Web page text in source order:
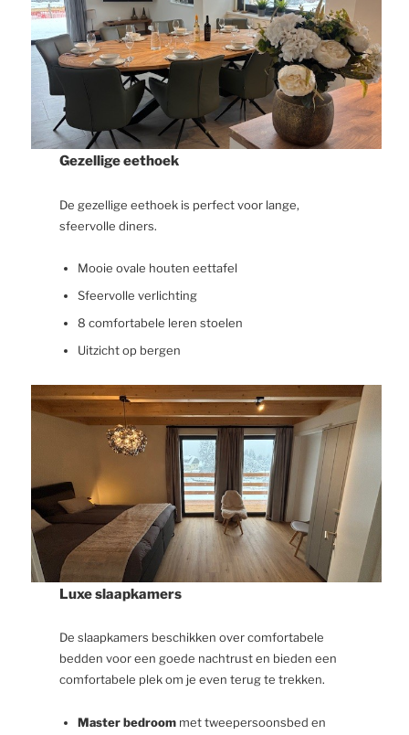
Gezellige eethoek
De gezellige eethoek is perfect voor lange,
sfeervolle diners.
Mooie ovale houten eettafel
Sfeervolle verlichting
8 comfortabele leren stoelen
Uitzicht op bergen
Luxe slaapkamers
De slaapkamers beschikken over comfortabele
bedden voor een goede nachtrust en bieden een
comfortabele plek om je even terug te trekken.
Master bedroommet tweepersoonsbed en